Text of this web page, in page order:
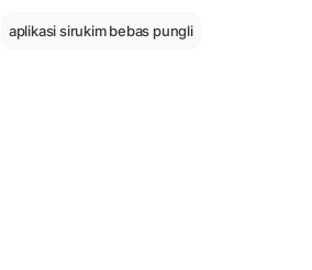
aplikasi sirukim bebas pungli